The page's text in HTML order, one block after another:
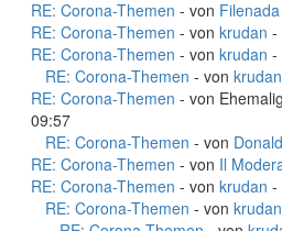
RE: Corona-Themen - von Filenada
RE: Corona-Themen - von krudan -
RE: Corona-Themen - von krudan -
RE: Corona-Themen - von krudan
RE: Corona-Themen - von
09:57
RE: Corona-Themen - von Donald
RE: Corona-Themen - von Il
RE: Corona-Themen - von krudan -
RE: Corona-Themen - von krudan